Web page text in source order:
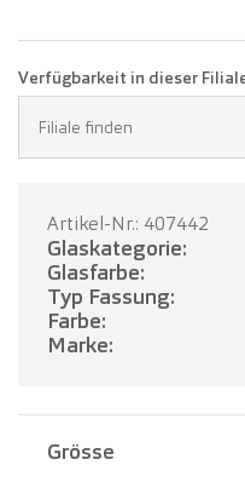
Verfügbarkeit in dieser
Filiale finden
Artikel-Nr.: 407442
Glaskategorie:
Glasfarbe:
Typ Fassung:
Farbe:
Marke:
Grösse